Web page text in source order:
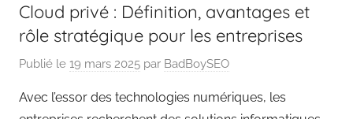
Cloud privé : Définition, avantages et
rôle stratégique pour les entreprises
Publié le 19 mars 2025 par BadBoySEO
Avec l’essor des technologies numériques, les